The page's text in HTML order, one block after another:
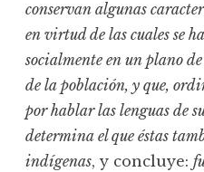
conservan algunas
en virtud de las cuales se
socialmente en un plano
de la población, y que,
por hablar las lenguas de
determina el que éstas
indígenas, y concluye: